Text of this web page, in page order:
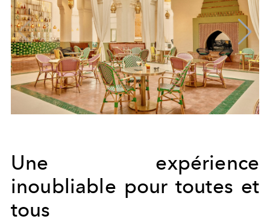
Une expérience
inoubliable pour toutes et
tous